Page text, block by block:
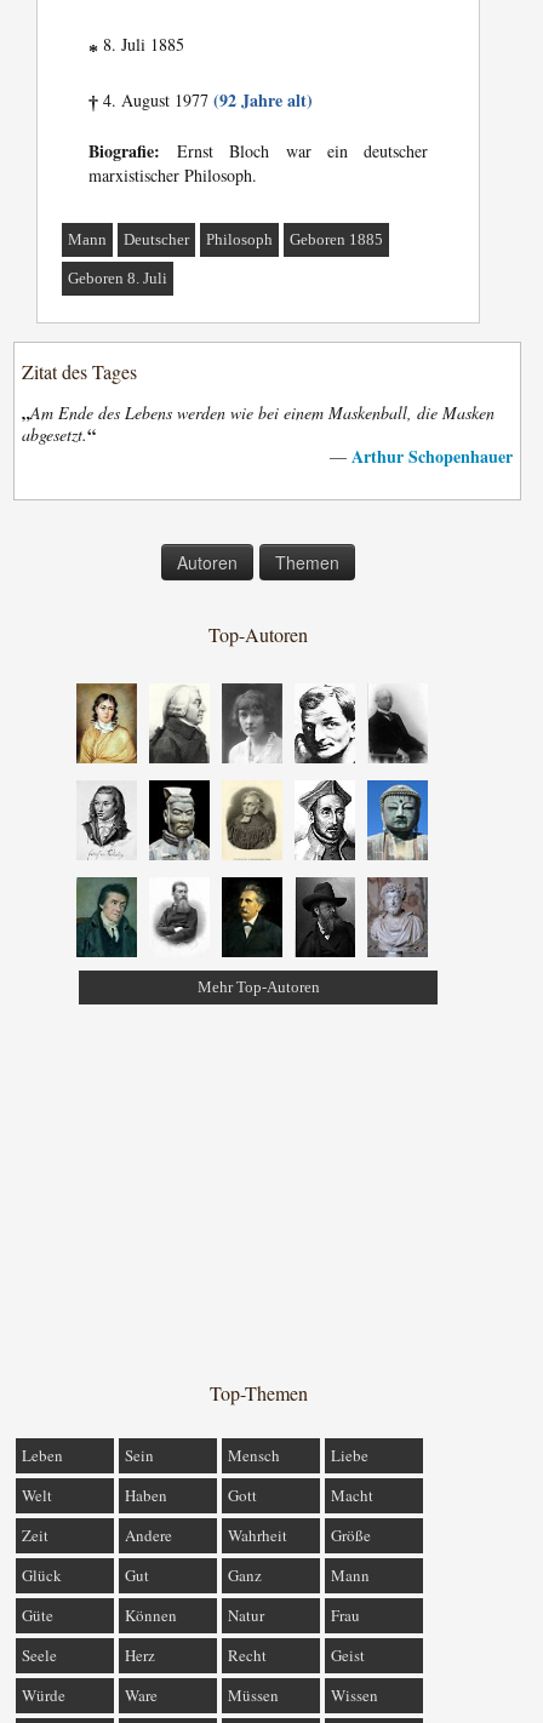
* 8. Juli 1885
† 4. August 1977(92 Jahre alt)
Biografie: Ernst Bloch war ein deutscher
marxistischer Philosoph.
Mann Deutscher Philosoph Geboren 1885
Geboren 8. Juli
Zitat des Tages
„Am Ende des Lebens werden wie bei einem Maskenball, die Masken
abgesetzt.“
— Arthur Schopenhauer
Autoren Themen
Top-Autoren
Mehr Top-Autoren
Top-Themen
Leben Sein Mensch
Liebe
Welt
Haben Gott
Macht
Zeit
Andere Wahrheit
Größe
Glück
Gut Ganz
Mann
Güte
Können Natur
Frau
Seele
Herz Recht
Geist
Würde
Ware Müssen Wissen